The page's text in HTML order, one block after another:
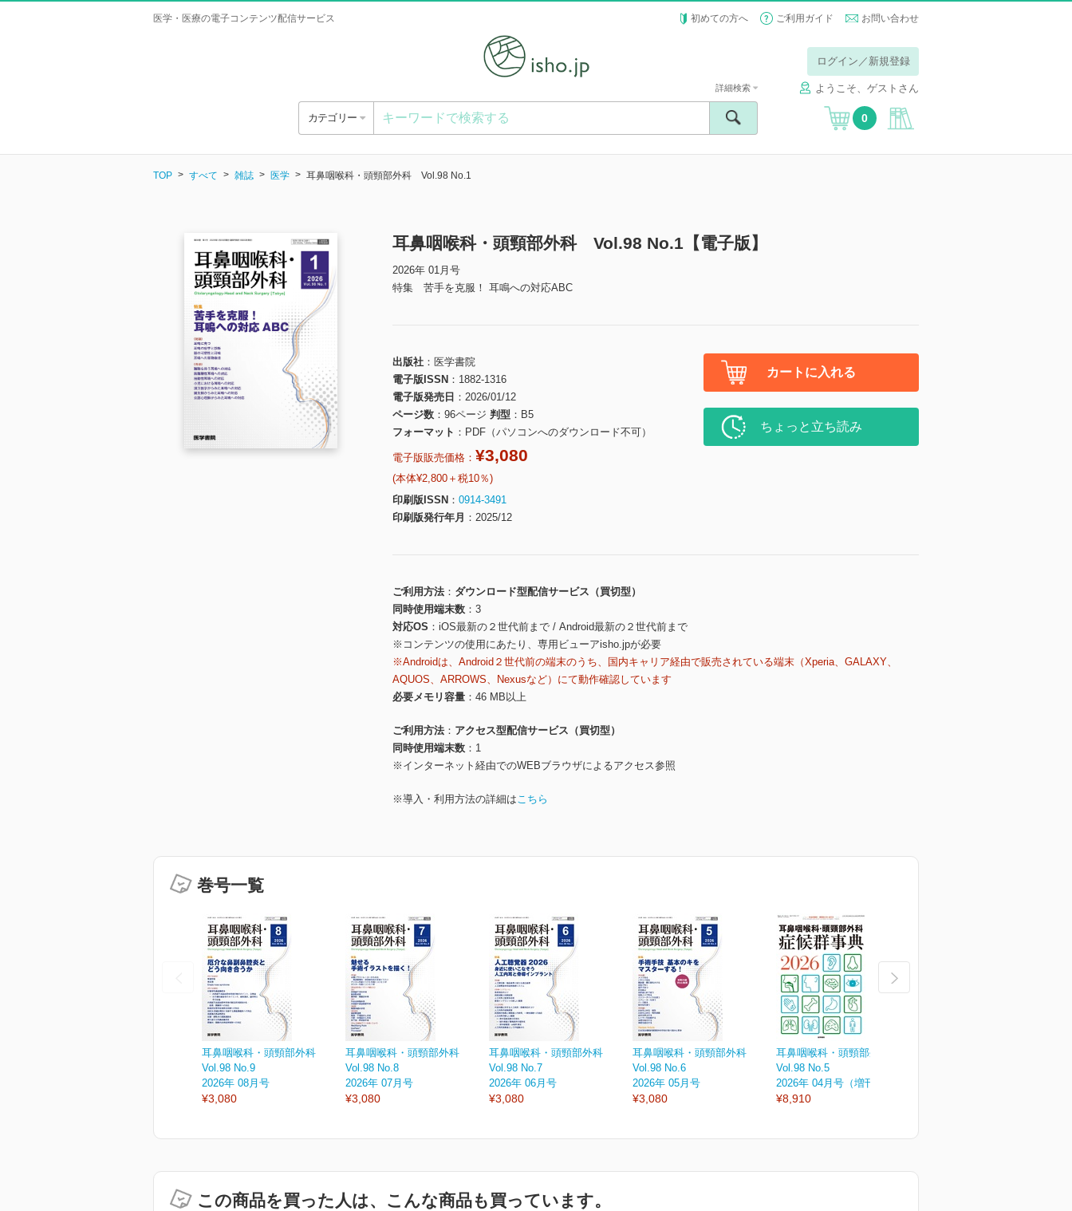
医学・医療の電子コンテンツ配信サービス 初めての方へ ご利用ガイド お問い合わせ
ログイン／新規登録
ようこそ、ゲストさん
カテゴリー
詳細検索
0
TOP すべて 雑誌 医学 耳鼻咽喉科・頭頸部外科 Vol.98 No.1
耳鼻咽喉科・頭頸部外科 Vol.98 No.1【電子版】
2026年 01月号
特集 苦手を克服！ 耳鳴への対応ABC
出版社
医学書院
電子版ISSN
1882-1316
電子版発売日
2026/01/12
ページ数
96ページ 判型
B5
フォーマット
PDF（パソコンへのダウンロード不可）
電子版販売価格： ¥3,080
(本体¥2,800＋税10％)
印刷版ISSN
0914-3491
印刷版発行年月
2025/12
カートに入れる
ちょっと立ち読み
ご利用方法
ダウンロード型配信サービス（買切型）
同時使用端末数
3
対応OS
iOS最新の２世代前まで / Android最新の２世代前まで
※コンテンツの使用にあたり、専用ビューアisho.jpが必要
※Androidは、Android２世代前の端末のうち、国内キャリア経由で販売されている端末（Xperia、GALAXY、
AQUOS、ARROWS、Nexusなど）にて動作確認しています
必要メモリ容量
46 MB以上
ご利用方法
アクセス型配信サービス（買切型）
同時使用端末数
1
※インターネット経由でのWEBブラウザによるアクセス参照
※導入・利用方法の詳細はこちら
巻号一覧
耳鼻咽喉科・頭頸部外科
Vol.98 No.9
2026年 08月号
¥3,080
耳鼻咽喉科・頭頸部外科
Vol.98 No.8
2026年 07月号
¥3,080
耳鼻咽喉科・頭頸部外科
Vol.98 No.7
2026年 06月号
¥3,080
耳鼻咽喉科・頭頸部外科
Vol.98 No.6
2026年 05月号
¥3,080
耳鼻咽喉科・頭頸部外科
Vol.98 No.5
2026年 04月号（増刊号）
¥8,910
この商品を買った人は、こんな商品も買っています。